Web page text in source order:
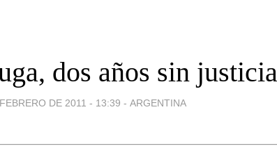
dos años sin justicia
DE 2011 - 13:39 - ARGENTINA